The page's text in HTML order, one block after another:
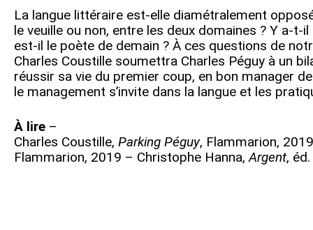
La langue littéraire est-elle diamétralement
le veuille ou non, entre les deux domaines ? Y a-t-
est-il le poète de demain ? À ces questions de
Charles Coustille soumettra Charles Péguy à un
réussir sa vie du premier coup, en bon manager
le management s’invite dans la langue et les
À lire –
Charles Coustille, Parking Péguy, Flammarion,
Flammarion, 2019 – Christophe Hanna,Argent,